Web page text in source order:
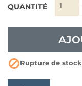
QUANTITÉ
Rupture de stock